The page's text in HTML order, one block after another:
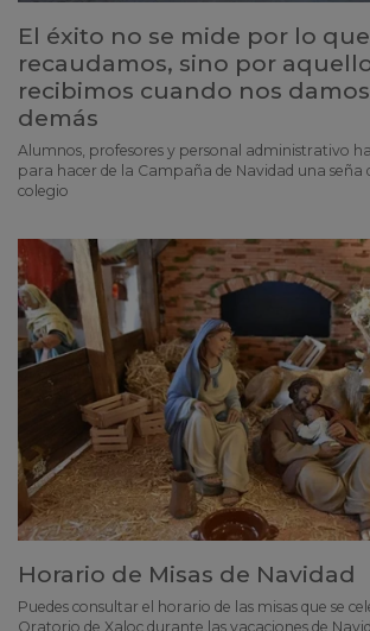
El éxito no se mide por lo que
recaudamos, sino por
recibimos cuando nos
demás
Alumnos, profesores y personal administrativo
para hacer de la Campaña de Navidad una seña
colegio
Horario de Misas de Navidad
Puedes consultar el horario de las misas que se
Oratorio de Xaloc durante las vacaciones de